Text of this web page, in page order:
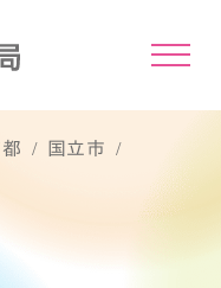
国立市